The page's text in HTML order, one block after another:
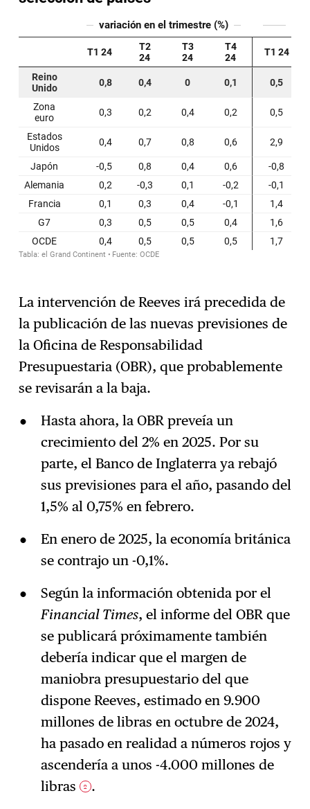
La intervención de Reeves irá precedida de
la publicación de las nuevas previsiones de
la Oficina de Responsabilidad
Presupuestaria (OBR), que probablemente
se revisarán a la baja.
Hasta ahora, la OBR preveía un
crecimiento del 2% en 2025. Por su
parte, el Banco de Inglaterra ya rebajó
sus previsiones para el año, pasando del
1,5% al 0,75% en febrero.
En enero de 2025, la economía británica
se contrajo un -0,1%.
Según la información obtenida por el
Financial Times, el informe del OBR que
se publicará próximamente también
debería indicar que el margen de
maniobra presupuestario del que
dispone Reeves, estimado en 9.900
millones de libras en octubre de 2024,
ha pasado en realidad a números rojos y
ascendería a unos -4.000 millones de
libras
2 .